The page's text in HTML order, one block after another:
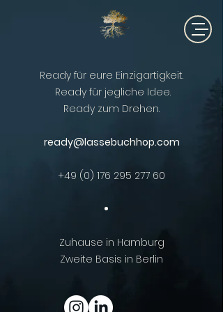
Ready für eure Einzigartigkeit.
Ready für jegliche Idee.
Ready zum Drehen.
ready@lassebuchhop.com
+49 (0) 176 295 277 60
Zuhause in Hamburg
Zweite Basis in Berlin